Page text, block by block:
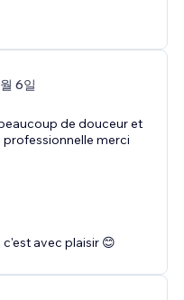
6일
de douceur et
merci
avec plaisir 😊